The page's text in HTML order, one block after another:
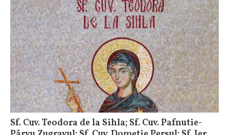
Sf. Cuv. Teodora de la Sihla; Sf. Cuv. Pafnutie-